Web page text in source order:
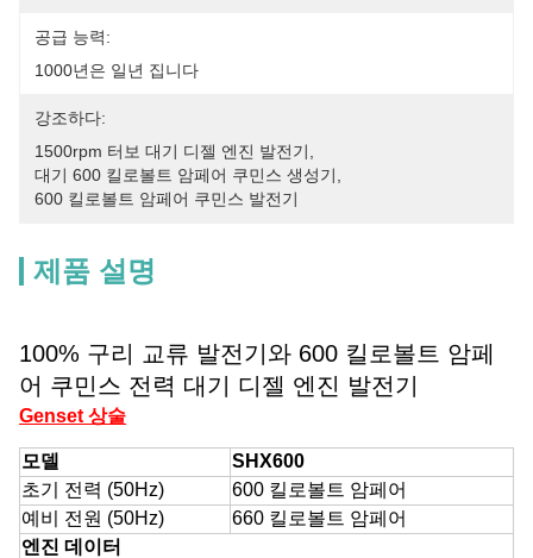
공급 능력:
1000년은 일년 집니다
강조하다:
1500rpm 터보 대기 디젤 엔진 발전기
대기 600 킬로볼트 암페어 쿠민스 생성기
600 킬로볼트 암페어 쿠민스 발전기
제품 설명
100% 구리 교류 발전기와 600 킬로볼트 암페
어 쿠민스 전력 대기 디젤 엔진 발전기
Genset 상술
모델
SHX600
초기 전력 (50Hz)
600 킬로볼트 암페어
예비 전원 (50Hz)
660 킬로볼트 암페어
엔진 데이터